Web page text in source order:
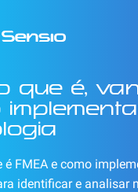
que é,
é FMEA e como
identificar e analisar